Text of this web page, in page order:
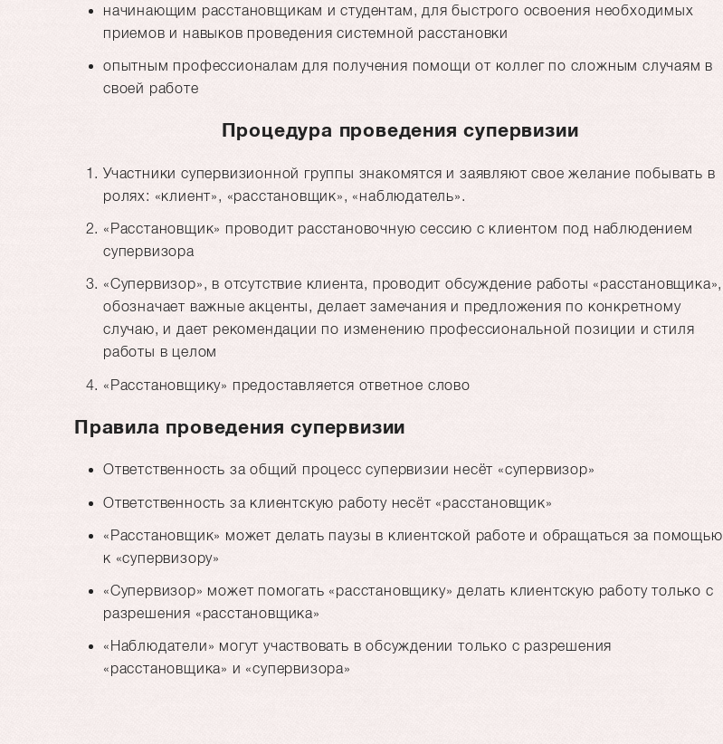
начинающим расстановщикам и студентам, для быстрого освоения необходимых
приемов и навыков проведения системной расстановки
опытным профессионалам для получения помощи от коллег по сложным случаям в
своей работе
Процедура проведения супервизии
Участники супервизионной группы знакомятся и заявляют свое желание побывать в
ролях: «клиент», «расстановщик», «наблюдатель».
«Расстановщик» проводит расстановочную сессию с клиентом под наблюдением
супервизора
«Супервизор», в отсутствие клиента, проводит обсуждение работы «расстановщика»,
обозначает важные акценты, делает замечания и предложения по конкретному
случаю, и дает рекомендации по изменению профессиональной позиции и стиля
работы в целом
«Расстановщику» предоставляется ответное слово
Правила проведения супервизии
Ответственность за общий процесс супервизии несёт «супервизор»
Ответственность за клиентскую работу несёт «расстановщик»
«Расстановщик» может делать паузы в клиентской работе и обращаться за помощью
к «супервизору»
«Супервизор» может помогать «расстановщику» делать клиентскую работу только с
разрешения
расстановщика
«Наблюдатели» могут участвовать в обсуждении только с разрешения
«расстановщика» и «супервизора»